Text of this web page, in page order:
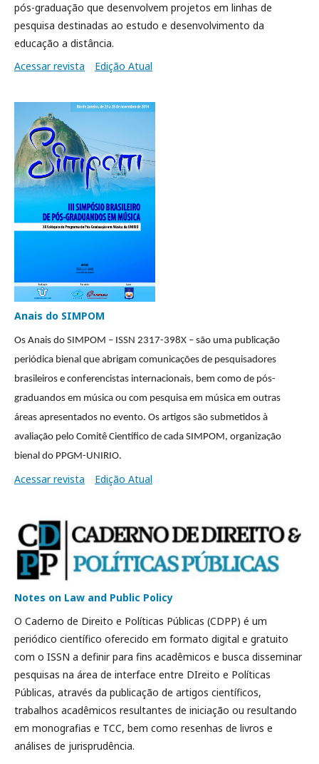
pós-graduação que desenvolvem projetos em linhas de
pesquisa destinadas ao estudo e desenvolvimento da
educação a distância.
Acessar revista
Edição Atual
Anais do SIMPOM
Os Anais do SIMPOM – ISSN 2317-398X – são uma publicação
periódica bienal que abrigam comunicações de pesquisadores
brasileiros e conferencistas internacionais, bem como de pós-
graduandos em música ou com pesquisa em música em outras
áreas apresentados no evento. Os artigos são submetidos à
avaliação pelo Comitê Científico de cada SIMPOM, organização
bienal do PPGM-UNIRIO.
Acessar revista Edição Atual
Notes on Law and Public Policy
O Caderno de Direito e Políticas Públicas (CDPP) é um
periódico científico oferecido em formato digital e gratuito
com o ISSN a definir para fins acadêmicos e busca disseminar
pesquisas na área de interface entre DIreito e Políticas
Públicas, através da publicação de artigos científicos,
trabalhos acadêmicos resultantes de iniciação ou resultando
em monografias e TCC, bem como resenhas de livros e
análises de jurisprudência.